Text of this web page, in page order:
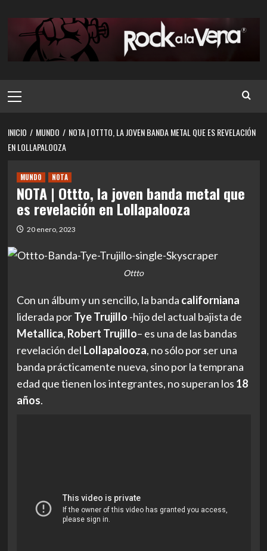
contenido
principal
INICIO MUNDO
NOTA | OTTTO, LA JOVEN BANDA METAL QUE ES REVELACIÓN
EN LOLLAPALOOZA
MUNDO NOTA
NOTA | Ottto, la joven banda metal que
es revelación en Lollapalooza
20 enero, 2023
Ottto
Con un álbum y un sencillo, la banda californiana
liderada porTye Trujillo -hijo del actual bajista de
Metallica, Robert Trujillo– es una de las bandas
revelación del Lollapalooza, no sólo por ser una
banda prácticamente nueva, sino por la temprana
edad que tienen los integrantes, no superan los 18
años.